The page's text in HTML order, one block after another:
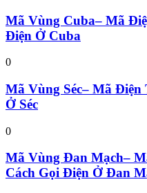
Mã Vùng Cuba– Mã
Điện Ở Cuba
0
Mã Vùng Séc– Mã Điện
Ở Séc
0
Mã Vùng Đan Mạch–
Cách Gọi Điện Ở Đan